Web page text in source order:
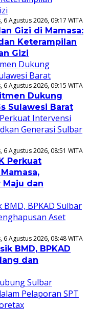
6 Agustus 2026, 09:17 WITA
Gizi di Mamasa:
Keterampilan
Gizi
6 Agustus 2026, 09:15 WITA
Dukung
Sulawesi Barat
6 Agustus 2026, 08:51 WITA
Perkuat
Maju dan
6 Agustus 2026, 08:48 WITA
BMD, BPKAD
dan